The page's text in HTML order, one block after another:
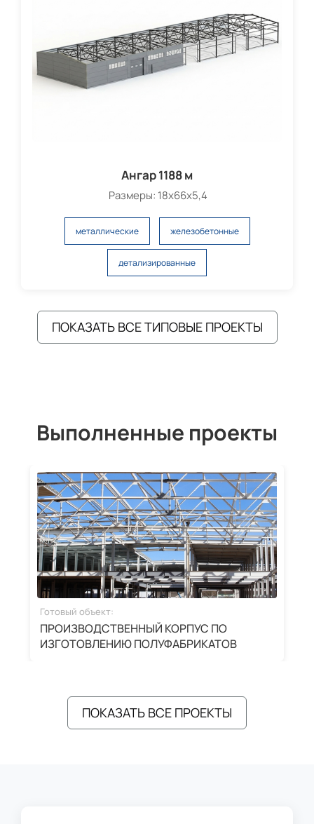
Ангар 1188 м
Размеры: 18х66х5,4
металлические железобетонные
детализированные
ПОКАЗАТЬ ВСЕ ТИПОВЫЕ ПРОЕКТЫ
Выполненные проекты
Готовый объект:
ПРОИЗВОДСТВЕННЫЙ КОРПУС ПО
ИЗГОТОВЛЕНИЮ ПОЛУФАБРИКАТОВ
ПОКАЗАТЬ ВСЕ ПРОЕКТЫ